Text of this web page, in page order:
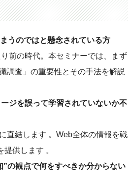
うのではと懸念されている方
前の時代。本セミナーでは、まず
調査」の重要性とその手法を解説
ジを誤って学習されていないか不
直結します 。Web全体の情報を戦
供します 。
の観点で何をすべきか分からない